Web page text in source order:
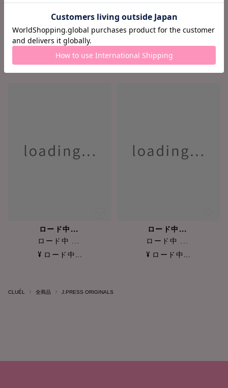
ロード中...
ロード中 ...
¥ ロード中...
ロード中...
ロード中 ...
¥ ロード中...
ロード中...
ロード中 ...
¥ ロード中...
ロード中...
ロード中 ...
¥ ロード中...
CLUÉL 全商品 J.PRESS ORIGINALS